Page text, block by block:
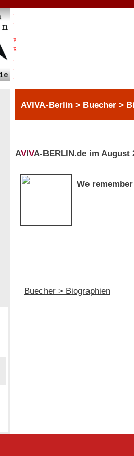
P
R
AVIVA-Berlin > Buecher >
AV VA-BERLIN.de im August
We remember
Buecher > Biographien